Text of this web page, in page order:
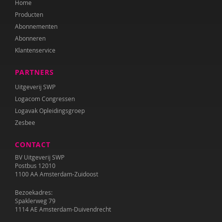
Mariëlle Cloin
Resi Damhuis
Annika de Haan
Kirsten Dijk
Leen Dom
Nanne van Doorn
Anne L. Douglass
Marieke Effting
Corina Elzenaar
Home
Producten
Abonnementen
Abonneren
Klantenservice
PARTNERS
Uitgeverij SWP
Logacom Congressen
Logavak Opleidingsgroep
Zesbee
CONTACT
BV Uitgeverij SWP
Postbus 12010
1100 AA Amsterdam-Zuidoost
Bezoekadres:
Spaklerweg 79
1114 AE Amsterdam-Duivendrecht